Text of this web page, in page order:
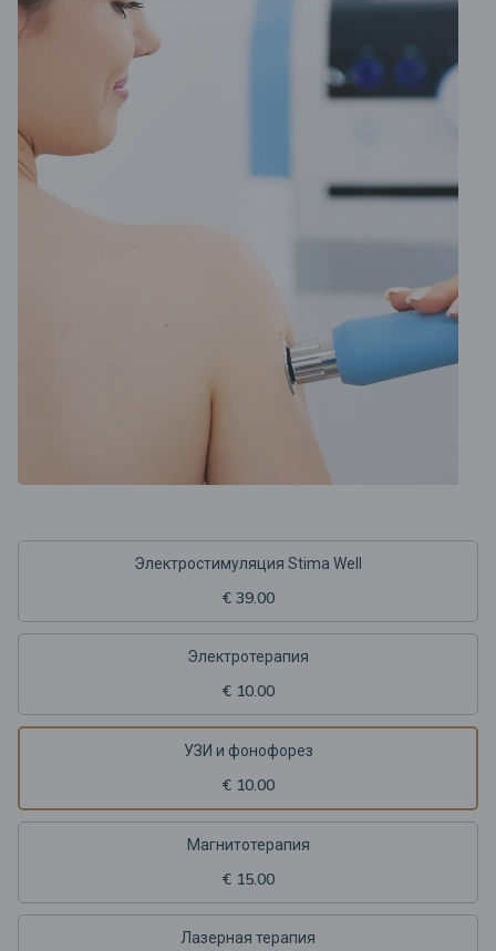
Электростимуляция Stima Well
€ 39.00
Электротерапия
€ 10.00
УЗИ и фонофорез
€ 10.00
Магнитотерапия
€ 15.00
Лазерная терапия